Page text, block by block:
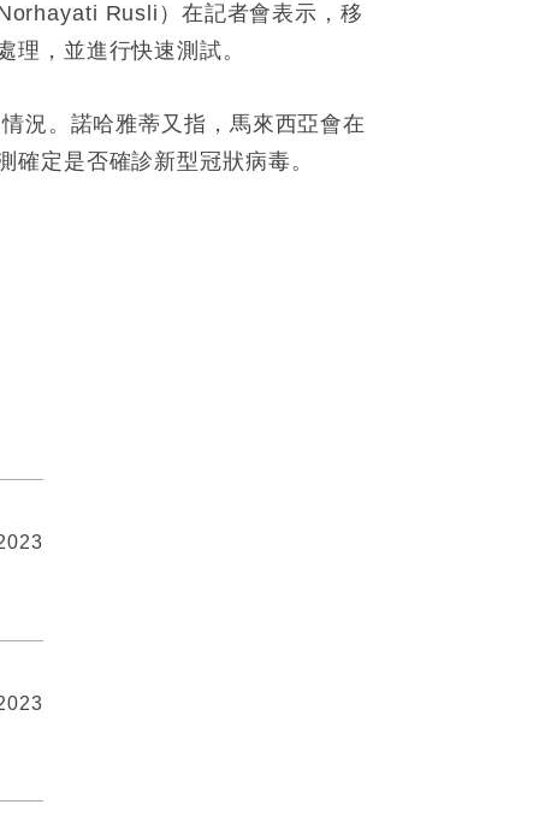
Rusli）在記者會表示，移
，並進行快速測試。
況。諾哈雅蒂又指，馬來西亞會在
定是否確診新型冠狀病毒。